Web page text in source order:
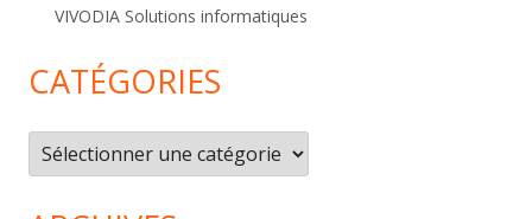
VIVODIA Solutions informatiques
CATÉGORIES
Catégories